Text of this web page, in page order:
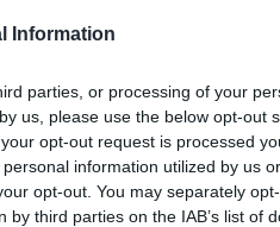
Information
parties, or processing of your
us, please use the below opt-out
opt-out request is processed
information utilized by us
opt-out. You may separately
third parties on the IAB’s list of
Antroje susitikimo
krepšininkai tik
78:85. Renaldas
iš eilės
ir tiek pat